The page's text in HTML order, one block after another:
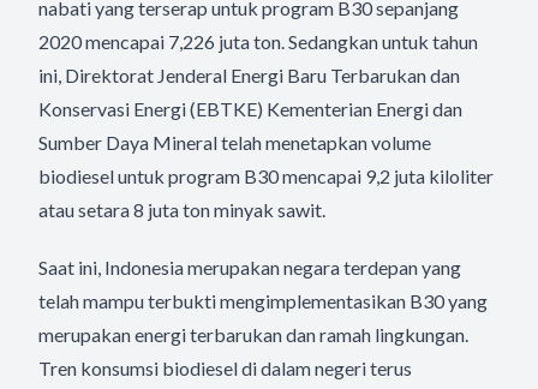
nabati yang terserap untuk program B30 sepanjang
2020 mencapai 7,226 juta ton. Sedangkan untuk tahun
ini, Direktorat Jenderal Energi Baru Terbarukan dan
Konservasi Energi (EBTKE) Kementerian Energi dan
Sumber Daya Mineral telah menetapkan volume
biodiesel untuk program B30 mencapai 9,2 juta kiloliter
atau setara 8 juta ton minyak sawit.
Saat ini, Indonesia merupakan negara terdepan yang
telah mampu terbukti mengimplementasikan B30 yang
merupakan energi terbarukan dan ramah lingkungan.
Tren konsumsi biodiesel di dalam negeri terus